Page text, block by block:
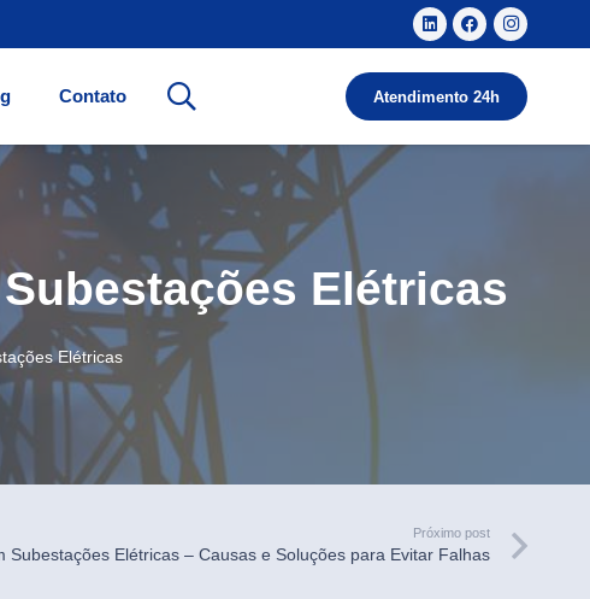
Contato Atendimento 24h
Elétricas
Elétricas
Próximo post
Subestações Elétricas – Causas e Soluções para Evitar Falhas